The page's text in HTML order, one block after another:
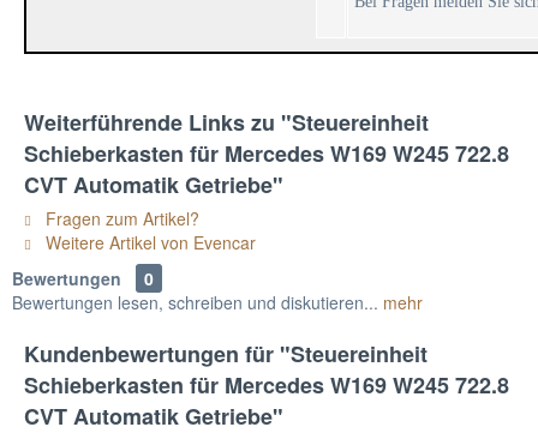
Weiterführende Links zu "Steuereinheit
Schieberkasten für Mercedes W169 W245 722.8
CVT Automatik Getriebe"
Fragen zum Artikel?
Weitere Artikel von Evencar
Bewertungen
0
Bewertungen lesen, schreiben und diskutieren... mehr
Kundenbewertungen für "Steuereinheit
Schieberkasten für Mercedes W169 W245 722.8
CVT Automatik Getriebe"